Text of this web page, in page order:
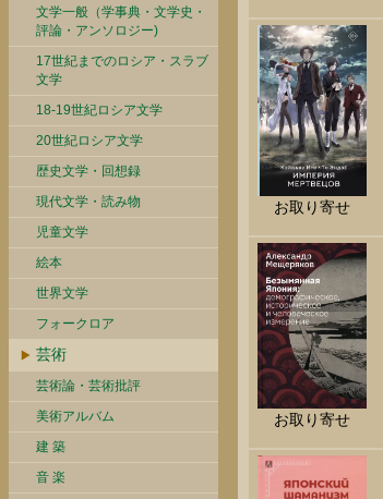
文学一般（学事典・文学史・
評論・アンソロジー)
17世紀までのロシア・スラブ
文学
18-19世紀ロシア文学
20世紀ロシア文学
歴史文学・回想録
現代文学・読み物
児童文学
絵本
世界文学
フォークロア
芸術
芸術論・芸術批評
美術アルバム
建 築
音 楽
お取り寄せ
お取り寄せ